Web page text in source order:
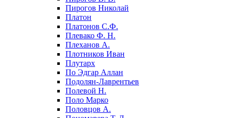
Пирогов Николай
Платон
Платонов С.Ф.
Плевако Ф. Н.
Плеханов А.
Плотников Иван
Плутарх
По Эдгар Аллан
Подолян-Лаврентьев
Полевой Н.
Поло Марко
Половцов А.